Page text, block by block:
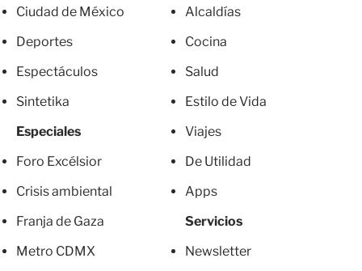
Ciudad de México
Deportes
Espectáculos
Sintetika
Especiales
Foro Excélsior
Crisis ambiental
Franja de Gaza
Metro CDMX
Alcaldías
Cocina
Salud
Estilo de Vida
Viajes
De Utilidad
Apps
Servicios
Newsletter